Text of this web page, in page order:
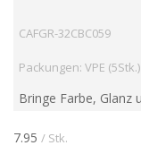
CAFGR-32CBC059
Packungen: VPE
Bringe Farbe, Glanz
mit der Serie 6 der
preisgekrönten DIY-
7.95 / Stk.